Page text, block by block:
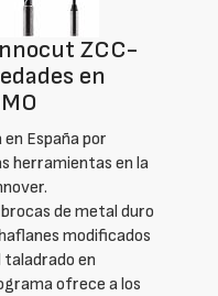
ZCC-
en
España por
herramientas en la
de metal duro
modificados
taladrado en
ofrece a los